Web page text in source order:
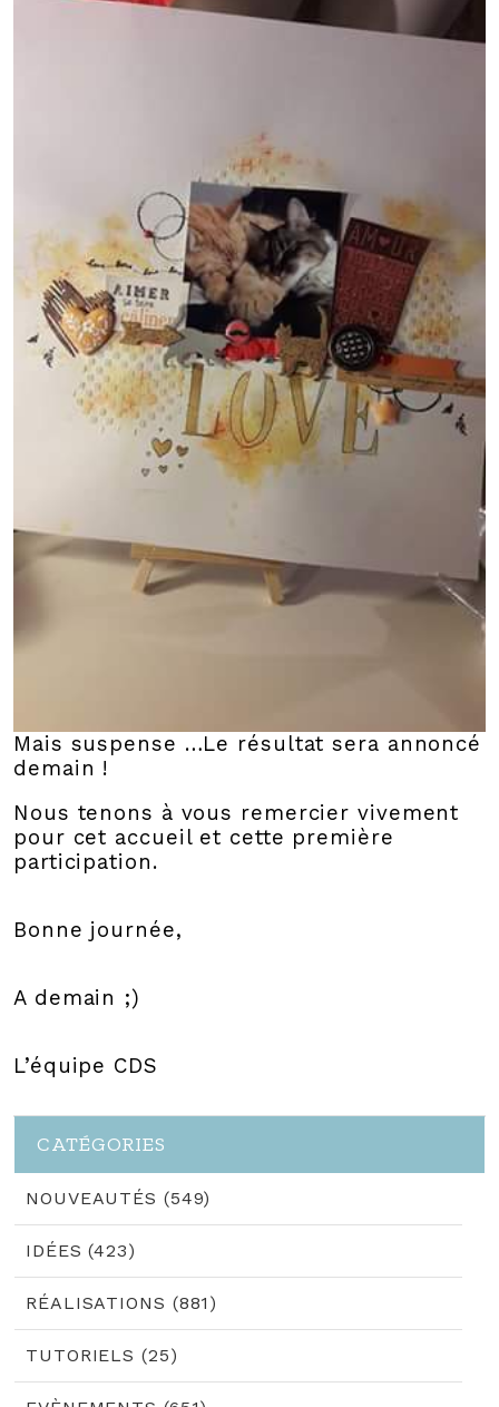
Mais suspense …Le résultat sera annoncé
demain !
Nous tenons à vous remercier vivement
pour cet accueil et cette première
participation.
Bonne journée,
A demain ;)
L’équipe CDS
CATÉGORIES
NOUVEAUTÉS (549)
IDÉES (423)
RÉALISATIONS (881)
TUTORIELS (25)